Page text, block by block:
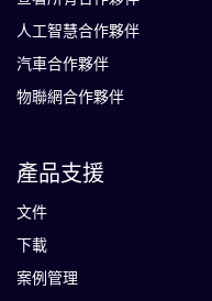
人工智慧合作夥伴
汽車合作夥伴
物聯網合作夥伴
產品支援
文件
下載
案例管理